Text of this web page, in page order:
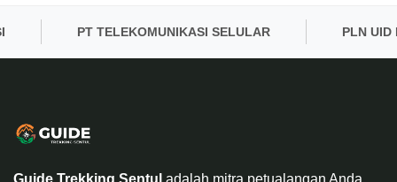
PT TELEKOMUNIKASI SELULAR PLN UID
Guide Trekking Sentul adalah mitra petualangan Anda